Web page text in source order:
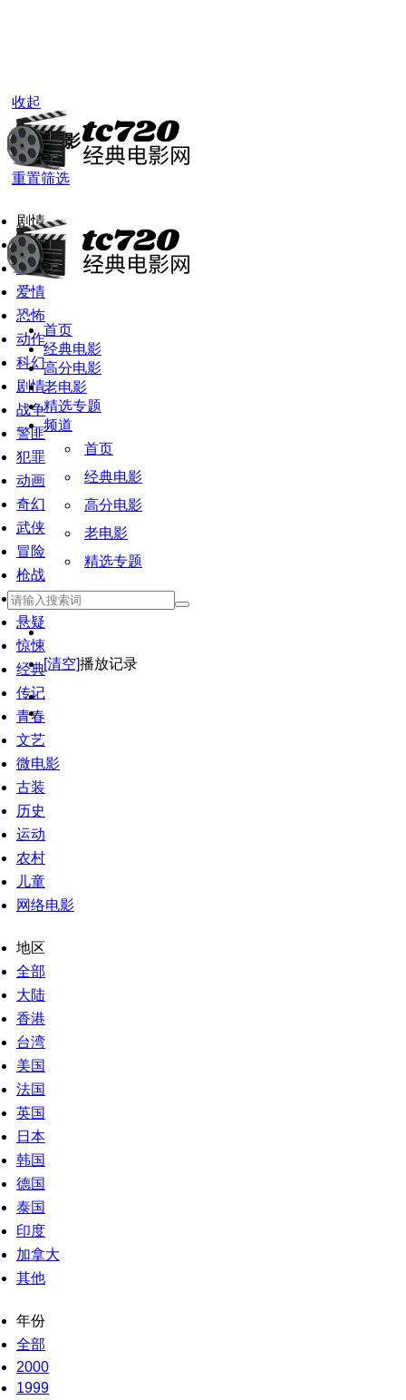
首页
经典电影
高分电影
老电影
精选专题
频道
首页
经典电影
高分电影
老电影
精选专题
[清空]播放记录
收起
高分电影
重置筛选
剧情
全部
喜剧
爱情
恐怖
动作
科幻
剧情
战争
警匪
犯罪
动画
奇幻
武侠
冒险
枪战
恐怖
悬疑
惊悚
经典
传记
青春
文艺
微电影
古装
历史
运动
农村
儿童
网络电影
地区
全部
大陆
香港
台湾
美国
法国
英国
日本
韩国
德国
泰国
印度
加拿大
其他
年份
全部
2000
1999